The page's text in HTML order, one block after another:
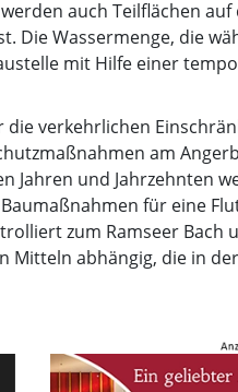
auch Teilflächen
Die Wassermenge, die
mit Hilfe einer
verkehrlichen
am
Jahren und Jahrzehnten
für eine
zum Ramseer
Mitteln abhängig, die in